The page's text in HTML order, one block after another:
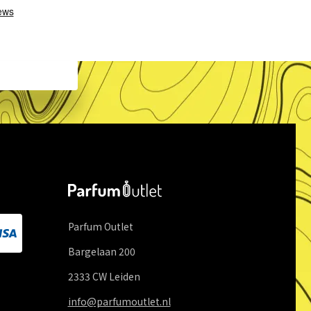
Parfum Outlet
Bargelaan 200
2333 CW Leiden
info@parfumoutlet.nl